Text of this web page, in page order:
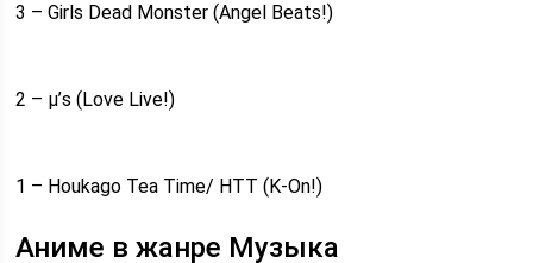
3 – Girls Dead Monster (Angel Beats!)
2 – μ’s (Love Live!)
1 – Houkago Tea Time/ HTT (K-On!)
Аниме в жанре Музыка